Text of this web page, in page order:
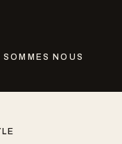
SOMMES NOUS